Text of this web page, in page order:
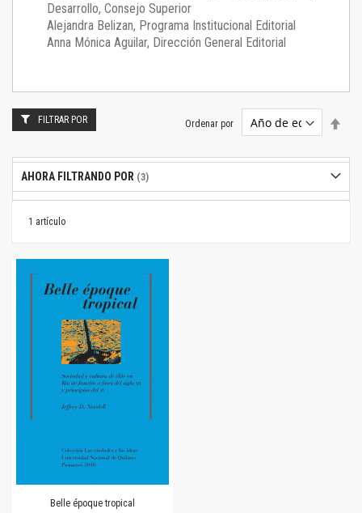
Desarrollo, Consejo Superior
Alejandra Belizan, Programa Institucional Editorial
Anna Mónica Aguilar, Dirección General Editorial
1 artículo
Ordenar por
Belle époque tropical
FILTRAR POR
AHORA FILTRANDO POR